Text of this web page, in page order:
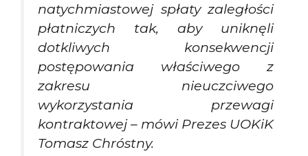
natychmiastowej spłaty zaległości
płatniczych tak, aby uniknęli
dotkliwych konsekwencji
postępowania właściwego z
zakresu nieuczciwego
wykorzystania przewagi
kontraktowej – mówi Prezes UOKiK
Tomasz Chróstny.